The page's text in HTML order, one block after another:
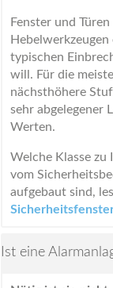
Fenster und
typischen
will. Für die
nächsthöhere
sehr abgelegener
Werten.
Welche Klasse zu
vom
aufgebaut sind,
Ist eine